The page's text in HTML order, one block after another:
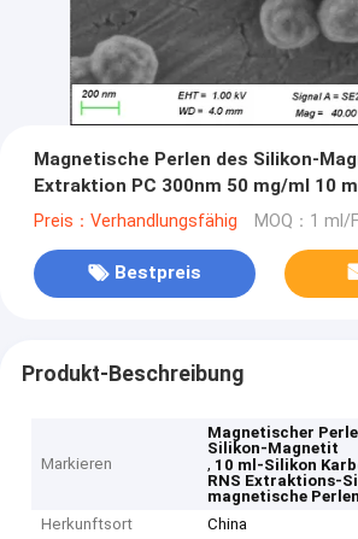
Magnetische Perlen des Silikon-
Extraktion PC 300nm 50 mg/ml 10 ml
Preis：Verhandlungsfähig MOQ：1 ml/
Bestpreis
Produkt-Beschreibung
Markieren
Magnetischer
Silikon-Magnetit
, 10 ml-Silikon
RNS Extraktions-
magnetische Perlen
Herkunftsort
China